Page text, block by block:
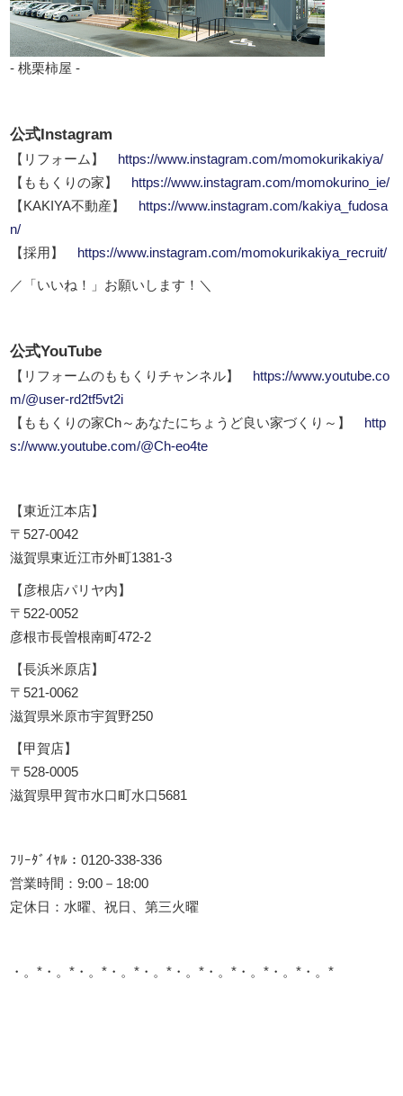
- 桃栗柿屋 -
公式Instagram
【リフォーム】
https://www.instagram.com/momokurikakiya/
【ももくりの家】
https://www.instagram.com/momokurino_ie/
【KAKIYA不動産】
https://www.instagram.com/kakiya_fudosa
n/
【採用】
https://www.instagram.com/momokurikakiya_recruit/
／「いいね！」お願いします！＼
公式YouTube
【リフォームのももくりチャンネル】
https://www.youtube.co
m/@user-rd2tf5vt2i
【ももくりの家Ch～あなたにちょうど良い家づくり～】
http
s://www.youtube.com/@Ch-eo4te
【東近江本店】
〒527-0042
滋賀県東近江市外町1381-3
【彦根店パリヤ内】
〒522-0052
彦根市長曽根南町472-2
【長浜米原店】
〒521-0062
滋賀県米原市宇賀野250
【甲賀店】
〒528-0005
滋賀県甲賀市水口町水口5681
ﾌﾘｰﾀﾞｲﾔﾙ：0120-338-336
営業時間：9:00－18:00
定休日：水曜、祝日、第三火曜
・。*・。*・。*・。*・。*・。*・。*・。*・。*・。*